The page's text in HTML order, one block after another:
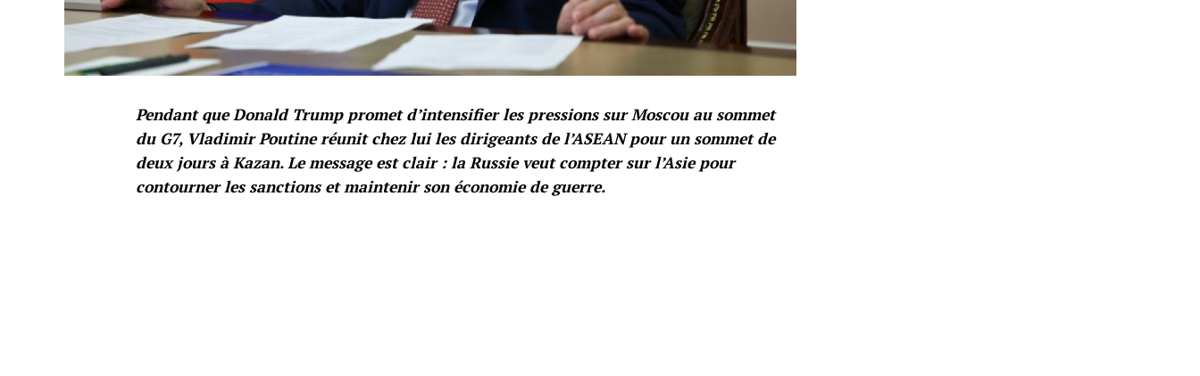
Pendant que Donald Trump promet d’intensifier les pressions sur Moscou au sommet
du G7, Vladimir Poutine réunit chez lui les dirigeants de l’ASEAN pour un sommet de
deux jours à Kazan. Le message est clair : la Russie veut compter sur l’Asie pour
contourner les sanctions et maintenir son économie de guerre.